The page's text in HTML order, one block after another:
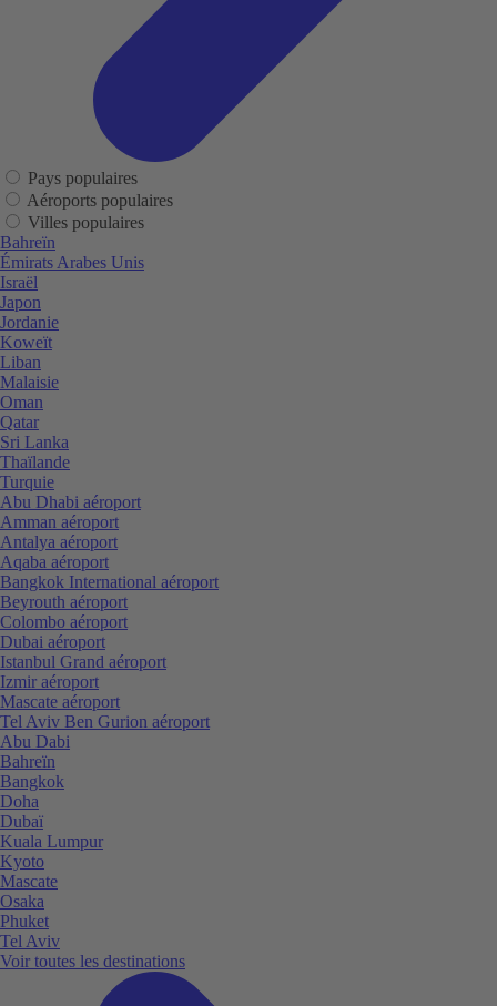
Pays populaires
Aéroports populaires
Villes populaires
Bahreïn
Émirats Arabes Unis
Israël
Japon
Jordanie
Koweït
Liban
Malaisie
Oman
Qatar
Sri Lanka
Thaïlande
Turquie
Abu Dhabi aéroport
Amman aéroport
Antalya aéroport
Aqaba aéroport
Bangkok International aéroport
Beyrouth aéroport
Colombo aéroport
Dubai aéroport
Istanbul Grand aéroport
Izmir aéroport
Mascate aéroport
Tel Aviv Ben Gurion aéroport
Abu Dabi
Bahreïn
Bangkok
Doha
Dubaï
Kuala Lumpur
Kyoto
Mascate
Osaka
Phuket
Tel Aviv
Voir toutes les destinations